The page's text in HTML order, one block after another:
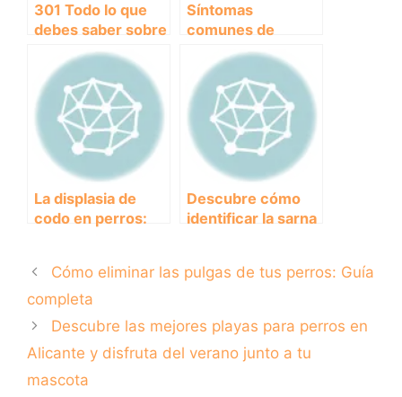
301 Todo lo que
debes saber sobre
el otohematoma
en perros: causas,
síntomas y
tratamientos
Síntomas
comunes de
envenenamiento
en perros:
Identifica
rápidamente qué
le ocurre a tu
mascota.
La displasia de
codo en perros:
Descubre cómo
identificar la sarna
Cómo eliminar las pulgas de tus perros: Guía
completa
Descubre las mejores playas para perros en
Alicante y disfruta del verano junto a tu
mascota